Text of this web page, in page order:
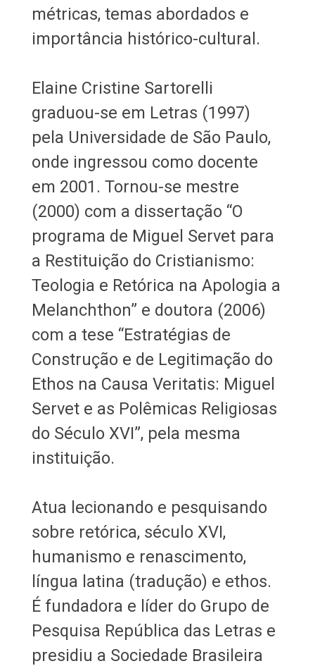
métricas, temas abordados e
importância histórico-cultural.
Elaine Cristine Sartorelli
graduou-se em Letras (1997)
pela Universidade de São Paulo,
onde ingressou como docente
em 2001. Tornou-se mestre
(2000) com a dissertação “O
programa de Miguel Servet para
a Restituição do Cristianismo:
Teologia e Retórica na Apologia a
Melanchthon” e doutora (2006)
com a tese “Estratégias de
Construção e de Legitimação do
Ethos na Causa Veritatis: Miguel
Servet e as Polêmicas Religiosas
do Século XVI”, pela mesma
instituição.
Atua lecionando e pesquisando
sobre retórica, século XVI,
humanismo e renascimento,
língua latina (tradução) e ethos.
É fundadora e líder do Grupo de
Pesquisa República das Letras e
presidiu a Sociedade Brasileira